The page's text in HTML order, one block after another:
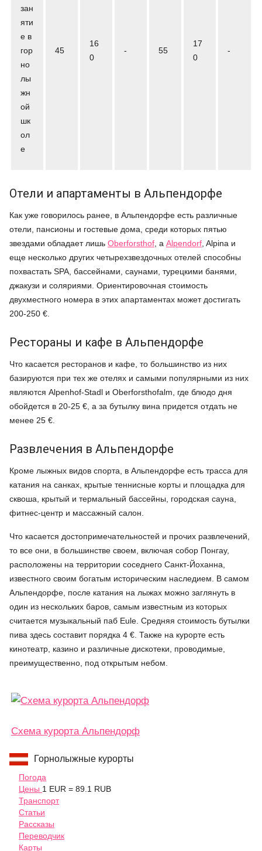
зан
яти
е в
гор
но
лы
жн
ой
шк
ол
е
45
16
0
- 55
17
0
-
Отели и апартаменты в Альпендорфе
Как уже говорилось ранее, в Альпендорфе есть различные
отели, пансионы и гостевые дома, среди которых пятью
звездами обладает лишь Oberforsthof, а Alpendorf, Alpina и
еще несколько других четырехзвездочных отелей способны
похвастать SPA, бассейнами, саунами, турецкими банями,
джакузи и соляриями. Ориентировочная стоимость
двухместного номера в этих апартаментах может достигать
200-250 €.
Рестораны и кафе в Альпендорфе
Что касается ресторанов и кафе, то большинство из них
базируются при тех же отелях и самыми популярными из них
являются Alpenhof-Stadl и Oberforsthofalm, где блюдо дня
обойдется в 20-25 €, а за бутылку вина придется отдать не
менее 25 €.
Развлечения в Альпендорфе
Кроме лыжных видов спорта, в Альпендорфе есть трасса для
катания на санках, крытые теннисные корты и площадка для
сквоша, крытый и термальный бассейны, городская сауна,
фитнес-центр и массажный салон.
Что касается достопримечательностей и прочих развлечений,
то все они, в большинстве своем, включая собор Понгау,
расположены на территории соседнего Санкт-Йоханна,
известного своим богатым историческим наследием. В самом
Альпендорфе, после катания на лыжах можно заглянуть в
один из нескольких баров, самым известным из которых
считается музыкальный паб Eule. Средняя стоимость бутылки
пива здесь составит порядка 4 €. Также на курорте есть
кинотеатр, казино и различные дискотеки, проводимые,
преимущественно, под открытым небом.
Схема курорта Альпендорф
Горнолыжные курорты
Погода
Цены 1 EUR = 89.1 RUB
Транспорт
Статьи
Рассказы
Переводчик
Карты